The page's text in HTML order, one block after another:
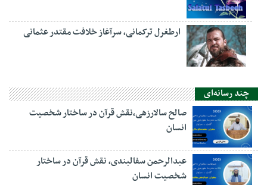
ارطغرل ترکمانی، سرآغاز خلافت مقتدر عثمانی
چند رسانه‌ای
صالح سالارزهی،‌نقش قرآن در ساختار شخصیت
انسان
عبدالرحمن سفالبندی، نقش قرآن در ساختار
شخصیت انسان